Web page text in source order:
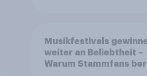
Musikfestivals
weiter an Beliebtheit –
Warum Stammfans